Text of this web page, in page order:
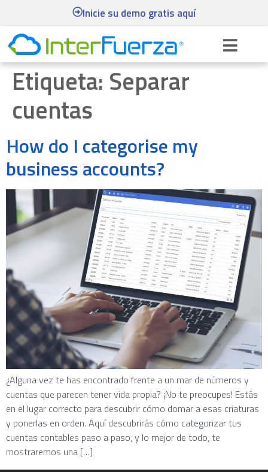
Inicie su demo gratis aquí
Etiqueta: Separar
cuentas
How do I categorise my
business accounts?
¿Alguna vez te has encontrado frente a un mar de números y
cuentas que parecen tener vida propia? ¡No te preocupes! Estás
en el lugar correcto para descubrir cómo domar a esas criaturas
y ponerlas en orden. Aquí descubrirás cómo categorizar tus
cuentas contables paso a paso, y lo mejor de todo, te
mostraremos una […]